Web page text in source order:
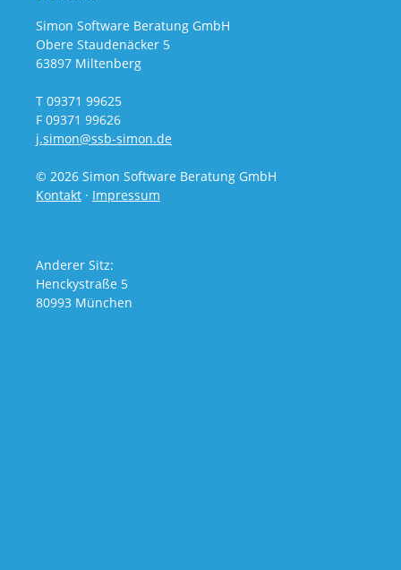
Simon Software Beratung GmbH
Obere Staudenäcker 5
63897 Miltenberg
T 09371 99625
F 09371 99626
j.simon@ssb-simon.de
© 2026 Simon Software Beratung GmbH
Kontakt · Impressum
Anderer Sitz:
Henckystraße 5
80993 München